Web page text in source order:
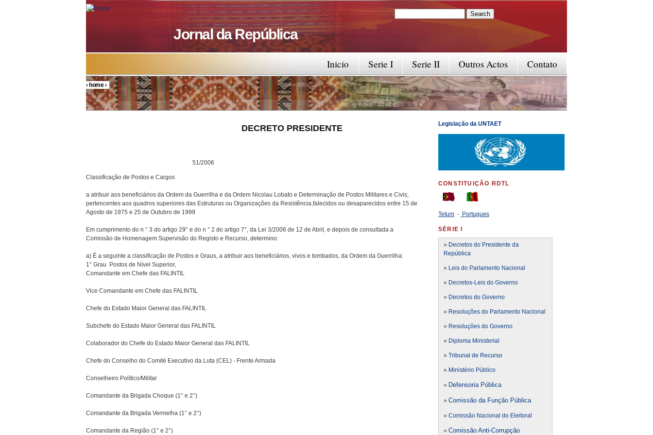
Jornal da República
Search form
Contato
Outros Actos
Serie II
Serie I
Inicio
You are here
›home›
DECRETO PRESIDENTE
51/2006
Classificação de Postos e Cargos
a atribuir aos beneficiários da Ordem da Guerrilha e da Ordem Nicolau Lobato e Determinação de Postos Militares e Civis,
pertencentes aos quadros superiores das Estruturas ou Organizações da Resistência,falecidos ou desaparecidos entre 15 de
Agosto de 1975 e 25 de Outubro de 1999
Em cumprimento do n ° 3 do artigo 29° e do n ° 2 do artigo 7°, da Lei 3/2006 de 12 de Abril, e depois de consultada a
Comissão de Homenagem Supervisão do Registo e Recurso, determino:
a) É a seguinte a classificação de Postos e Graus, a atribuir aos beneficiários, vivos e tombados, da Ordem da Guerrilha:
1° Grau  Postos de Nível Superior,
Comandante em Chefe das FALINTIL
Vice Comandante em Chefe das FALINTIL
Chefe do Estado Maior General das FALINTIL
Subchefe do Estado Maior General das FALINTIL
Colaborador do Chefe do Estado Maior General das FALINTIL
Chefe do Conselho do Comité Executivo da Luta (CEL) - Frente Armada
Conselheiro Político/Militar
Comandante da Brigada Choque (1° e 2°)
Comandante da Brigada Vermelha (1° e 2°)
Comandante da Região (1° e 2°)
Legislação da UNTAET
CONSTITUIÇÃO RDTL
Tetum - Portugues
SÉRIE I
» Decretos do Presidente da
República
» Leis do Parlamento Nacional
» Decretos-Leis do Governo
» Decretos do Governo
» Resoluções do Parlamento Nacional
» Resoluções do Governo
» Diploma Ministerial
» Tribunal de Recurso
» Ministério Público
» Defensoria Pública
» Comissão da Função Pública
» Comissão Nacional do Eleitoral
» Comissão Anti-Corrupção